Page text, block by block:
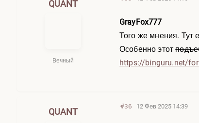
QUANT
Вечный
GrayFox777
Того же мнения. Тут
Особенно этот
https://binguru.net/
QUANT
#36 12 Фев 2025 14:39